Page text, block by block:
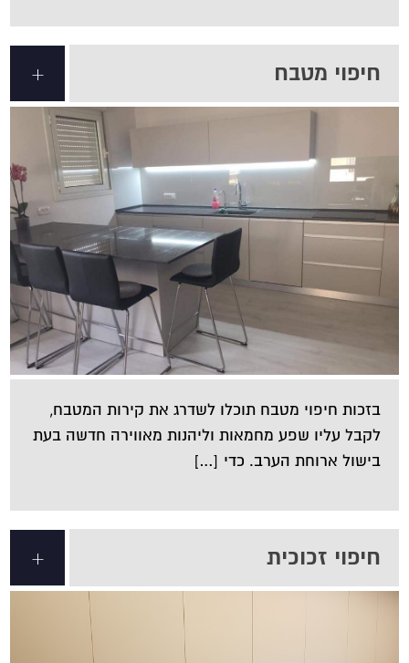
חיפוי מטבח +
בזכות חיפוי מטבח תוכלו לשדרג את קירות המטבח,
לקבל עליו שפע מחמאות וליהנות מאווירה חדשה בעת
בישול ארוחת הערב. כדי […]
חיפוי זכוכית +